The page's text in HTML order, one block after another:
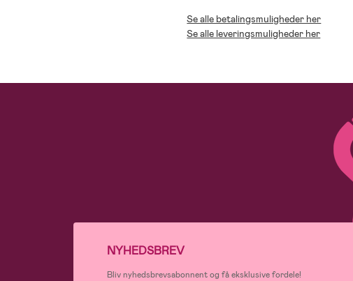
Se alle betalingsmuligheder her
Se alle leveringsmuligheder her
NYHEDSBREV
Bliv nyhedsbrevsabonnent og få eksklusive fordele!